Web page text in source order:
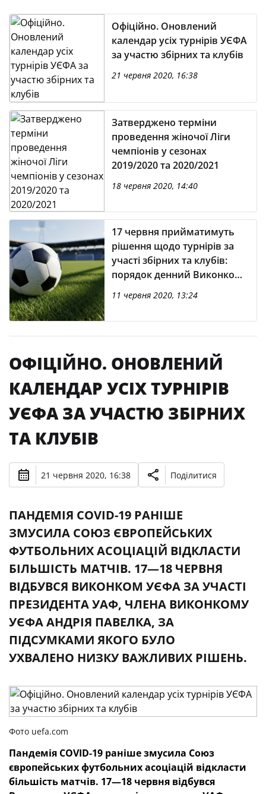
Офіційно. Оновлений
календар усіх турнірів УЄФА
за участю збірних та клубів
21 червня 2020, 16:38
Затверджено терміни
проведення жіночої Ліги
чемпіонів у сезонах
2019/2020 та 2020/2021
18 червня 2020, 14:40
17 червня прийматимуть
рішення щодо турнірів за
участі збірних та клубів:
порядок денний Виконкому
11 червня 2020, 13:24
ОФІЦІЙНО. ОНОВЛЕНИЙ
КАЛЕНДАР УСІХ ТУРНІРІВ
УЄФА ЗА УЧАСТЮ ЗБІРНИХ
ТА КЛУБІВ
21 червня 2020, 16:38 Поділитися
ПАНДЕМІЯ COVID-19 РАНІШЕ
ЗМУСИЛА СОЮЗ ЄВРОПЕЙСЬКИХ
ФУТБОЛЬНИХ АСОЦІАЦІЙ ВІДКЛАСТИ
БІЛЬШІСТЬ МАТЧІВ. 17—18 ЧЕРВНЯ
ВІДБУВСЯ ВИКОНКОМ УЄФА ЗА УЧАСТІ
ПРЕЗИДЕНТА УАФ, ЧЛЕНА ВИКОНКОМУ
УЄФА АНДРІЯ ПАВЕЛКА, ЗА
ПІДСУМКАМИ ЯКОГО БУЛО
УХВАЛЕНО НИЗКУ ВАЖЛИВИХ РІШЕНЬ.
Фото uefa.com
Пандемія COVID-19 раніше змусила Союз
європейських футбольних асоціацій відкласти
більшість матчів. 17—18 червня відбувся